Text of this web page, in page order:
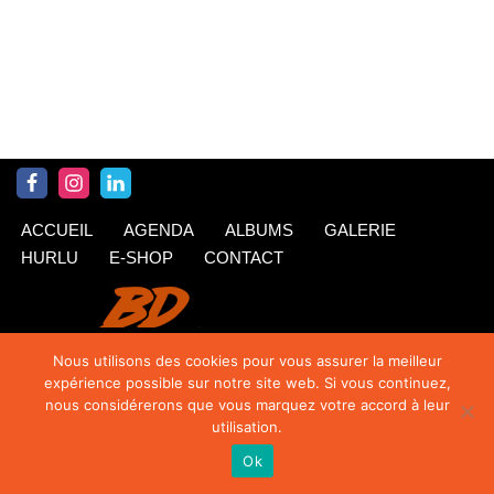
ACCUEIL AGENDA ALBUMS
GALERIE
HURLU
E-SHOP CONTACT
TipTop
Nous utilisons des cookies pour vous assurer la meilleur
expérience possible sur notre site web. Si vous continuez,
nous considérerons que vous marquez votre accord à leur
utilisation.
Ok